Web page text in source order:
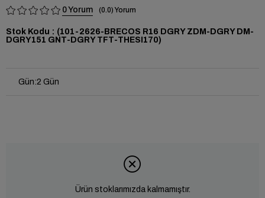
0 0.0
Stok Kodu
(101-2626-BRECOS R16 DGRY ZDM-DGRY DM-
DGRY151 GNT-DGRY TFT-THESI170)
Gün:2 Gün
Ürün stoklarımızda kalmamıştır.